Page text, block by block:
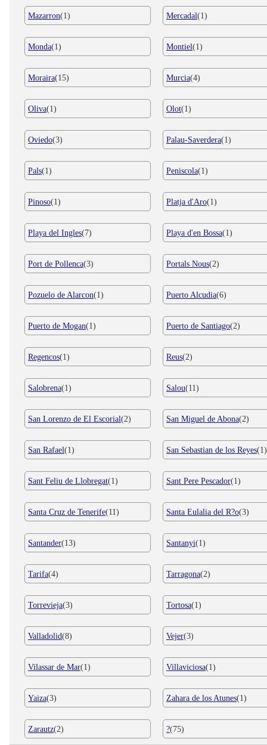
Mazarron(1) Mercadal(1)
Monda(1) Montiel(1)
Moraira(15) Murcia(4)
Oliva(1) Olot(1)
Oviedo(3) Palau-Saverdera(1)
Pals(1) Peniscola(1)
Pinoso(1) Platja d'Aro(1)
Playa del Ingles(7) Playa d'en Bossa(1)
Port de Pollenca(3) Portals Nous(2)
Pozuelo de Alarcon(1) Puerto Alcudia(6)
Puerto de Mogan(1) Puerto de Santiago(2)
Regencos(1) Reus(2)
Salobrena(1) Salou(11)
San Lorenzo de El Escorial(2) San Miguel de Abona(2)
San Rafael(1) San Sebastian de los Reyes(1)
Sant Feliu de Llobregat(1) Sant Pere Pescador(1)
Santa Cruz de Tenerife(11) Santa Eulalia del R?o(3)
Santander(13) Santanyi(1)
Tarifa(4) Tarragona(2)
Torrevieja(3) Tortosa(1)
Valladolid(8) Vejer(3)
Vilassar de Mar(1) Villaviciosa(1)
Yaiza(3) Zahara de los Atunes(1)
Zarautz(2) ?(75)